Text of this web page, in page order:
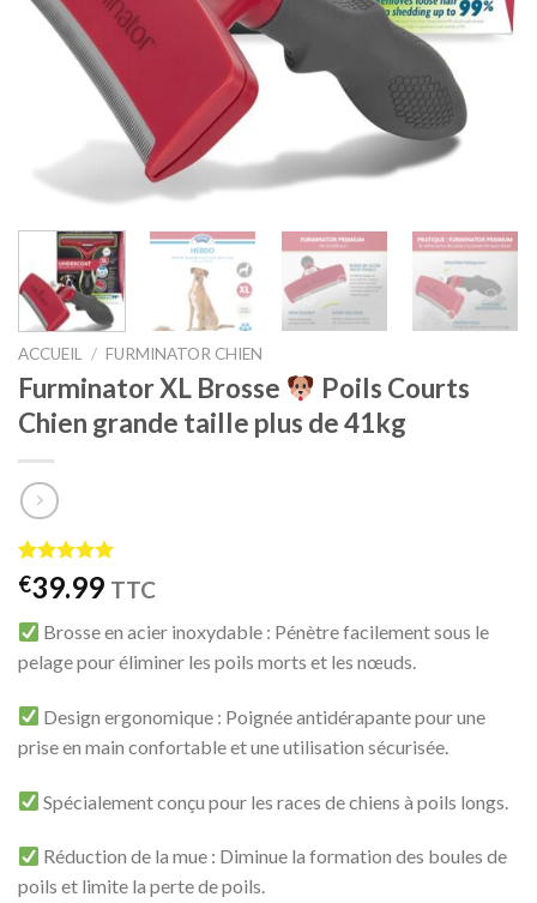
ACCUEIL / FURMINATOR CHIEN
Furminator XL Brosse
Poils Courts
Chien grande taille plus de 41kg
Noté 5.00
sur 5 basé
6
notations
client
€39.99 TTC
Brosse en acier inoxydable : Pénètre facilement sous le
pelage pour éliminer les poils morts et les nœuds.
Design ergonomique : Poignée antidérapante pour une
prise en main confortable et une utilisation sécurisée.
Spécialement conçu pour les races de chiens à poils longs.
Réduction de la mue : Diminue la formation des boules de
poils et limite la perte de poils.